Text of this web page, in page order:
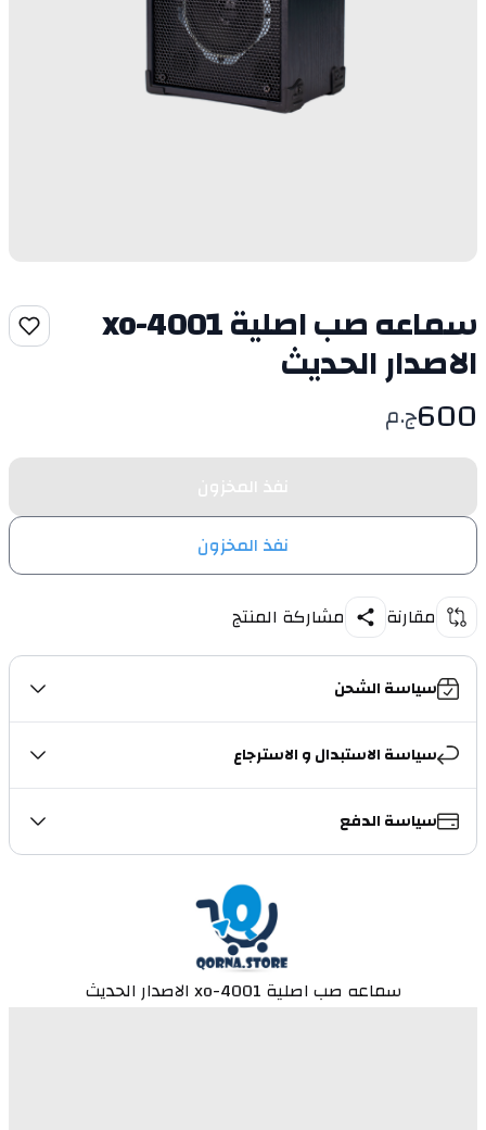
سماعه صب اصلية xo-4001
الاصدار الحديث
600ج.م
نفذ المخزون
نفذ المخزون
مقارنة مشاركة المنتج
سياسة الشحن
سياسة الاستبدال و الاسترجاع
سياسة الدفع
سماعه صب اصلية xo-4001 الاصدار الحديث